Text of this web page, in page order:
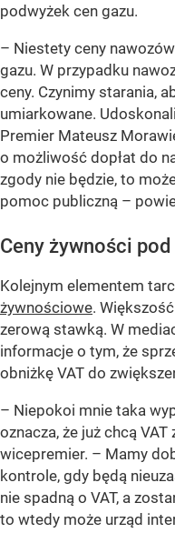
podwyżek cen gazu.
– Niestety ceny
gazu. W przypadku
ceny. Czynimy starania,
umiarkowane.
Premier Mateusz
o możliwość dopłat do
zgody nie będzie, to
pomoc publiczną –
Ceny żywności
Kolejnym elementem
żywnościowe.
zerową stawką. W
informacje o tym, że
obniżkę VAT do
– Niepokoi mnie taka
oznacza, że już chcą
wicepremier. – Mamy
kontrole, gdy będą
nie spadną o VAT, a
to wtedy może urząd